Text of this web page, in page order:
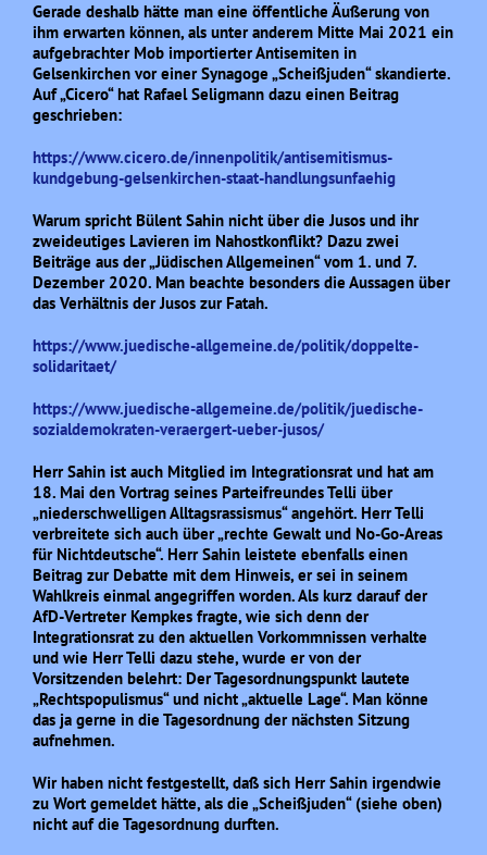
Gerade deshalb hätte man eine öffentliche Äußerung von
ihm erwarten können, als unter anderem Mitte Mai 2021 ein
aufgebrachter Mob importierter Antisemiten in
Gelsenkirchen vor einer Synagoge „Scheißjuden“ skandierte.
Auf „Cicero“ hat Rafael Seligmann dazu einen Beitrag
geschrieben:
https://www.cicero.de/innenpolitik/antisemitismus-
kundgebung-gelsenkirchen-staat-handlungsunfaehig
Warum spricht Bülent Sahin nicht über die Jusos und ihr
zweideutiges Lavieren im Nahostkonflikt? Dazu zwei
Beiträge aus der „Jüdischen Allgemeinen“ vom 1. und 7.
Dezember 2020. Man beachte besonders die Aussagen über
das Verhältnis der Jusos zur Fatah.
https://www.juedische-allgemeine.de/politik/doppelte-
solidaritaet/
https://www.juedische-allgemeine.de/politik/juedische-
sozialdemokraten-veraergert-ueber-jusos/
Herr Sahin ist auch Mitglied im Integrationsrat und hat am
18. Mai den Vortrag seines Parteifreundes Telli über
„niederschwelligen Alltagsrassismus“ angehört. Herr Telli
verbreitete sich auch über „rechte Gewalt und No-Go-Areas
für Nichtdeutsche“. Herr Sahin leistete ebenfalls einen
Beitrag zur Debatte mit dem Hinweis, er sei in seinem
Wahlkreis einmal angegriffen worden. Als kurz darauf der
AfD-Vertreter Kempkes fragte, wie sich denn der
Integrationsrat zu den aktuellen Vorkommnissen verhalte
und wie Herr Telli dazu stehe, wurde er von der
Vorsitzenden belehrt: Der Tagesordnungspunkt lautete
„Rechtspopulismus“ und nicht „aktuelle Lage“. Man könne
das ja gerne in die Tagesordnung der nächsten Sitzung
aufnehmen.
Wir haben nicht festgestellt, daß sich Herr Sahin irgendwie
zu Wort gemeldet hätte, als die „Scheißjuden“ (siehe oben)
nicht auf die Tagesordnung durften.